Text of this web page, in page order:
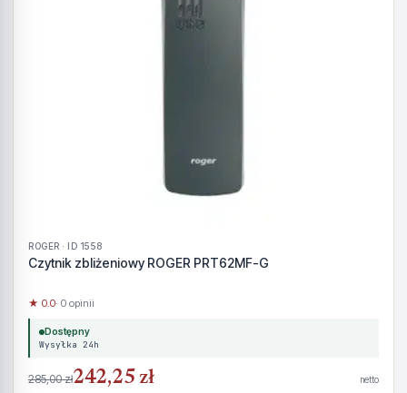
ROGER · ID 1558
Czytnik zbliżeniowy ROGER PRT62MF-G
★ 0.0· 0 opinii
Dostępny
Wysyłka 24h
285,00 zł242,25 zł netto